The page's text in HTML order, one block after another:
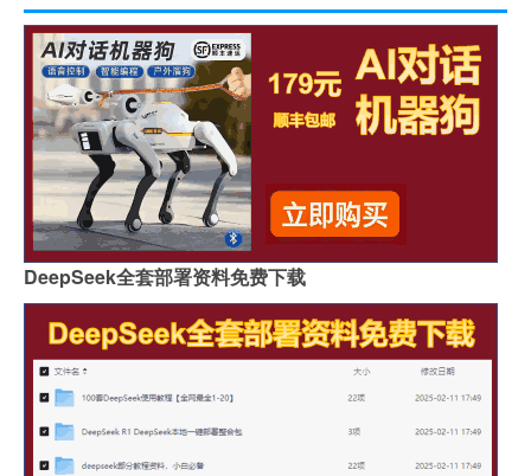
DeepSeek全套部署资料免费下载